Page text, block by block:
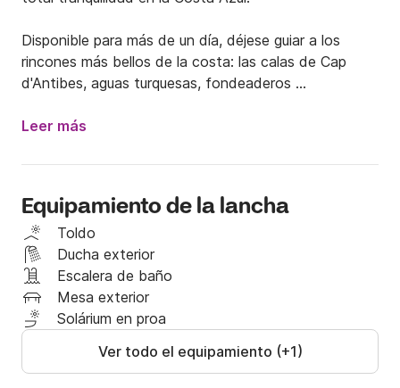
Disponible para más de un día, déjese guiar a los
rincones más bellos de la costa: las calas de Cap
d'Antibes, aguas turquesas, fondeaderos
patrón se encarga de la navegación mientras usted
- Toldo parasol
- Amplia terraza para tomar el sol
- Ducha de agua dulce
- Escalera de baño
Leer más
Equipamiento de la lancha
Toldo
Ducha exterior
Escalera de baño
Mesa exterior
Solárium en proa
Ver todo el equipamiento (+1)